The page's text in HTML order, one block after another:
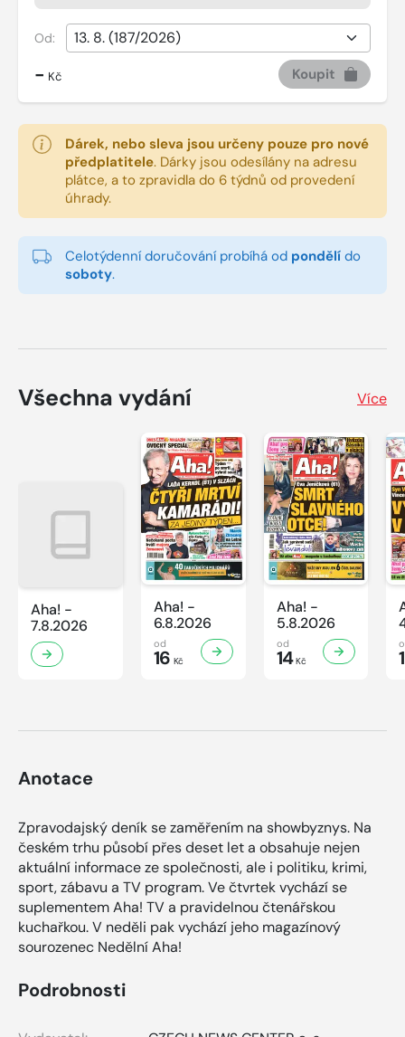
Od:
- Kč Koupit
Dárek, nebo sleva jsou určeny pouze pro nové
předplatitele. Dárky jsou odesílány na adresu
plátce, a to zpravidla do 6 týdnů od provedení
úhrady.
Celotýdenní doručování probíhá od pondělí do
soboty.
Všechna vydání Více
Aha! -
7.8.2026
Aha! -
6.8.2026
od
16 Kč
Aha! -
5.8.2026
od
14Kč
Anotace
Zpravodajský deník se zaměřením na showbyznys. Na
českém trhu působí přes deset let a obsahuje nejen
aktuální informace ze společnosti, ale i politiku, krimi,
sport, zábavu a TV program. Ve čtvrtek vychází se
suplementem Aha! TV a pravidelnou čtenářskou
kuchařkou. V neděli pak vychází jeho magazínový
sourozenec Nedělní Aha!
Podrobnosti